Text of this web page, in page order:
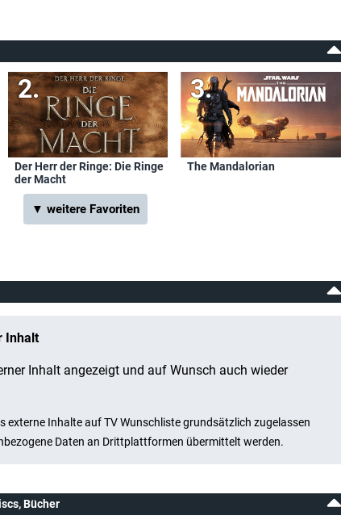
Der Herr der Ringe: Die Ringe
der Macht
The Mandalorian
▼ weitere Favoriten
Bücher